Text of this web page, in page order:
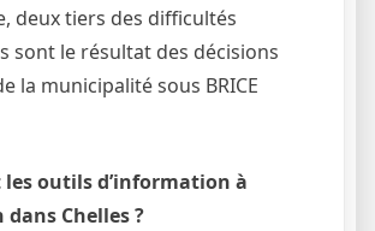
deux tiers des difficultés
sont le résultat des décisions
la municipalité sous BRICE
les outils d’information à
Chelles ?